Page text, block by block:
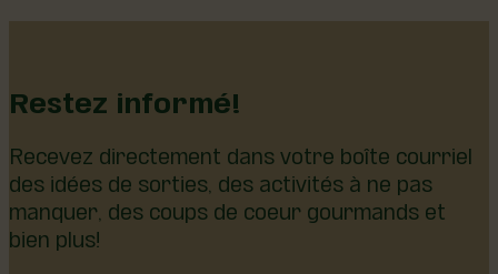
Restez informé!
Recevez directement dans votre boîte courriel
des idées de sorties, des activités à ne pas
manquer, des coups de coeur gourmands et
bien plus!